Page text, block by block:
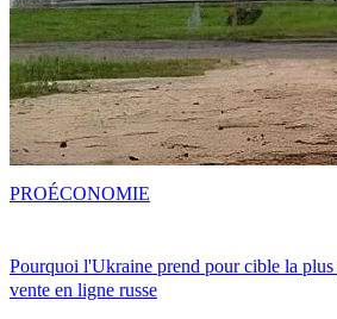
Pourquoi l'Ukraine prend pour cible la plus
vente en ligne russe
PROÉCONOMIE